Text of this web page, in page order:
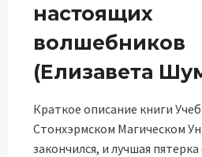
настоящих
волшебников
(Елизавета
Краткое описание книги
Стонхэрмском Магическом
закончился, и лучшая